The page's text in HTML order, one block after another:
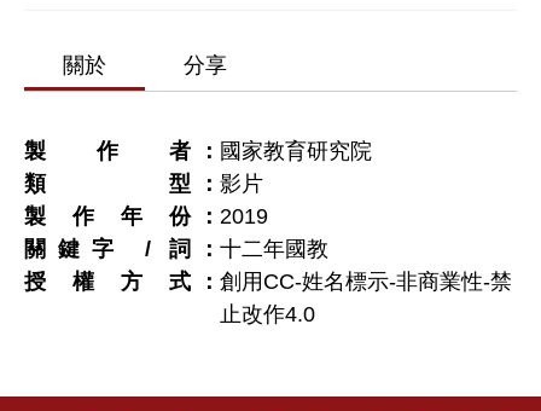
關於 分享
製作者
國家教育研究院
類型
影片
製作年份
2019
關鍵字 / 詞
十二年國教
授權方式
創用CC-姓名標示-非商業性-禁
止改作4.0